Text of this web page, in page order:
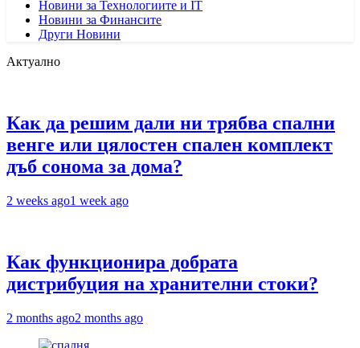
Новини за Технологиите и IT
Новини за Финансите
Други Новини
Актуално
Как да решим дали ни трябва спални
венге или цялостен спален комплект
дъб сонома за дома?
2 weeks ago1 week ago
Как функционира добрата
дистрибуция на хранителни стоки?
2 months ago2 months ago